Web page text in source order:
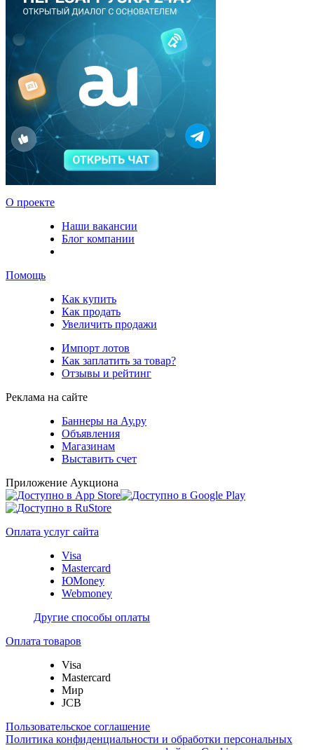
О проекте
Наши вакансии
Блог компании
Помощь
Как купить
Как продать
Увеличить продажи
Импорт лотов
Как заплатить за товар?
Отзывы и рейтинг
Реклама на сайте
Баннеры на Ау.ру
Объявления
Магазинам
Выставить счет
Приложение Аукциона
Оплата услуг сайта
Visa
Mastercard
ЮMoney
Webmoney
Другие способы оплаты
Оплата товаров
Visa
Mastercard
Мир
JCB
Пользовательское соглашение
Политика конфиденциальности и обработки персональных